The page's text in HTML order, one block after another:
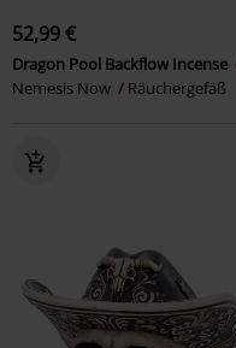
52,99 €
Dragon Pool Backflow Incense
Nemesis Now
Räuchergefäß